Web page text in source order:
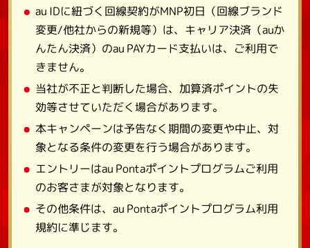
au IDに紐づく回線契約がMNP初日（回線ブランド
変更/他社からの新規等）は、キャリア決済（auか
んたん決済）のau PAYカード支払いは、ご利用で
きません。
当社が不正と判断した場合、加算済ポイントの失
効等させていただく場合があります。
本キャンペーンは予告なく期間の変更や中止、対
象となる条件の変更を行う場合があります。
エントリーはau Pontaポイントプログラムご利用
のお客さまが対象となります。
その他条件は、au Pontaポイントプログラム利用
規約に準じます。